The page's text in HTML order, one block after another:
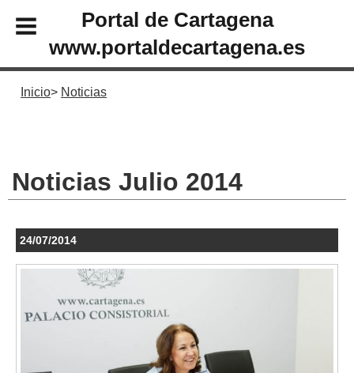
Portal de Cartagena
www.portaldecartagena.es
Inicio Noticias
Noticias Julio 2014
24/07/2014